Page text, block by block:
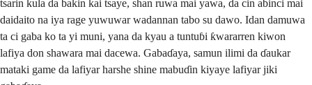
tsarin kula da bakin kai tsaye, shan ruwa mai yawa, da cin abinci mai
daidaito na iya rage yuwuwar wadannan tabo su dawo. Idan damuwa
ta ci gaba ko ta yi muni, yana da kyau a tuntuɓi ƙwararren kiwon
lafiya don shawara mai dacewa. Gabaɗaya, samun ilimi da ɗaukar
mataki game da lafiyar harshe shine mabuɗin kiyaye lafiyar jiki